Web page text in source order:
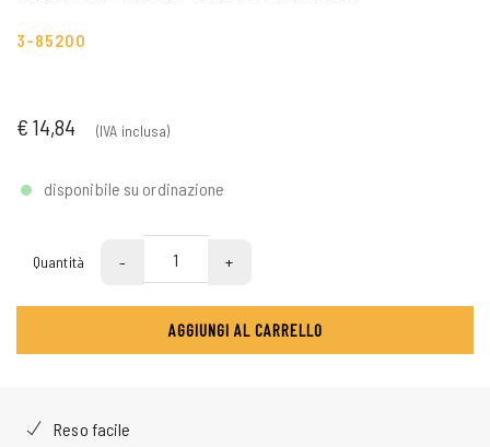
3-85200
€ 14,84 (IVA inclusa)
disponibile su ordinazione
Quantità - +
AGGIUNGI AL CARRELLO
Reso facile